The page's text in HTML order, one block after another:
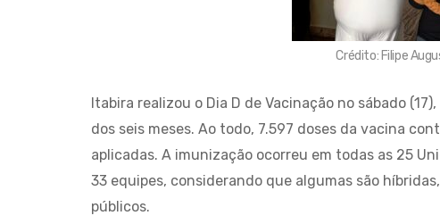
Crédito: Filipe
Itabira realizou o Dia D de Vacinação no sábado
dos seis meses. Ao todo, 7.597 doses da vacina
aplicadas. A imunização ocorreu em todas as 25
33 equipes, considerando que algumas são
públicos.